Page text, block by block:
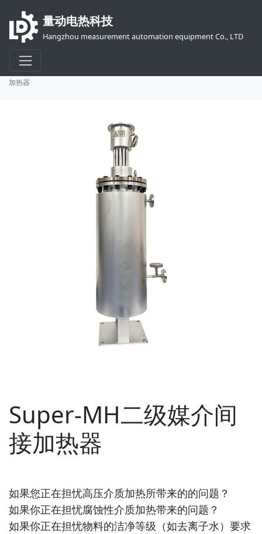
量动电热科技
Hangzhou measurement automation equipment Co., LTD
加热器
Super-MH二级媒介间
接加热器
如果您正在担忧高压介质加热所带来的的问题？
如果你正在担忧腐蚀性介质加热带来的问题？
如果你正在担忧物料的洁净等级（如去离子水）要求